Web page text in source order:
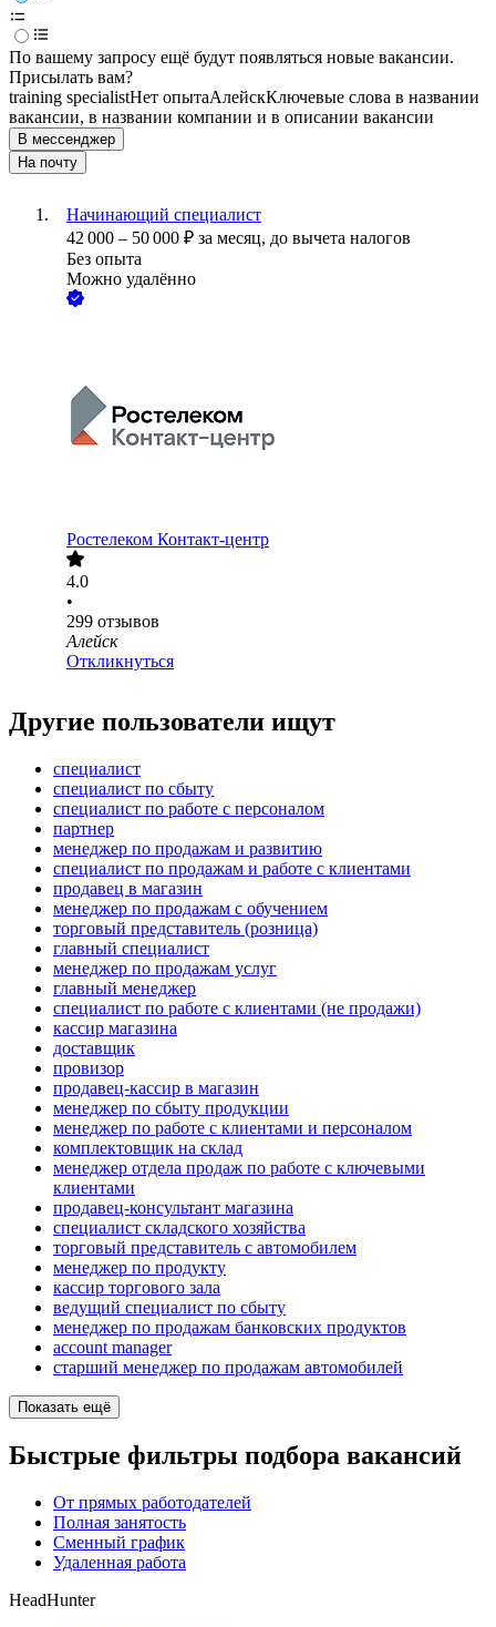
По вашему запросу ещё будут появляться новые вакансии.
Присылать вам?
training specialistНет опытаАлейскКлючевые слова в названии
вакансии, в названии компании и в описании вакансии
В мессенджер
На почту
Начинающий специалист
42 000 – 50 000 ₽ за месяц, до вычета налогов
Без опыта
Можно удалённо
Ростелеком Контакт-центр
4.0
•
299 отзывов
Алейск
Откликнуться
Другие пользователи ищут
специалист
специалист по сбыту
специалист по работе с персоналом
партнер
менеджер по продажам и развитию
специалист по продажам и работе с клиентами
продавец в магазин
менеджер по продажам с обучением
торговый представитель (розница)
главный специалист
менеджер по продажам услуг
главный менеджер
специалист по работе с клиентами (не продажи)
кассир магазина
доставщик
провизор
продавец-кассир в магазин
менеджер по сбыту продукции
менеджер по работе с клиентами и персоналом
комплектовщик на склад
менеджер отдела продаж по работе с ключевыми
клиентами
продавец-консультант магазина
специалист складского хозяйства
торговый представитель с автомобилем
менеджер по продукту
кассир торгового зала
ведущий специалист по сбыту
менеджер по продажам банковских продуктов
account manager
старший менеджер по продажам автомобилей
Показать ещё
Быстрые фильтры подбора вакансий
От прямых работодателей
Полная занятость
Сменный график
Удаленная работа
HeadHunter